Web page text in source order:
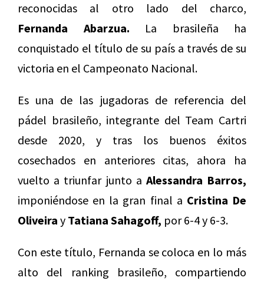
reconocidas al otro lado del charco,
Fernanda Abarzua. La brasileña ha
conquistado el título de su país a través de su
victoria en el Campeonato Nacional.
Es una de las jugadoras de referencia del
pádel brasileño, integrante del Team Cartri
desde 2020, y tras los buenos éxitos
cosechados en anteriores citas, ahora ha
vuelto a triunfar junto a Alessandra Barros,
imponiéndose en la gran final a Cristina De
Oliveira y Tatiana Sahagoff, por 6-4 y 6-3.
Con este título, Fernanda se coloca en lo más
alto del ranking brasileño, compartiendo